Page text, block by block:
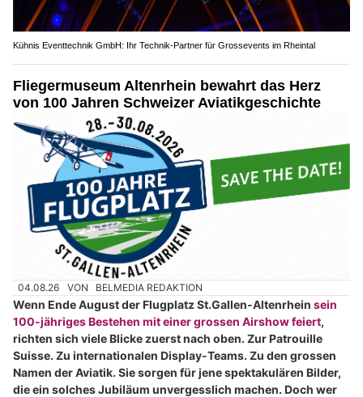
Kühnis Eventtechnik GmbH: Ihr Technik-Partner für Grossevents im Rheintal
Fliegermuseum Altenrhein bewahrt das Herz
von 100 Jahren Schweizer Aviatikgeschichte
04.08.26 VON BELMEDIA REDAKTION
Wenn Ende August der Flugplatz St.Gallen-Altenrhein sein
100-jähriges Bestehen mit einer grossen Airshow feiert,
richten sich viele Blicke zuerst nach oben. Zur Patrouille
Suisse. Zu internationalen Display-Teams. Zu den grossen
Namen der Aviatik. Sie sorgen für jene spektakulären Bilder,
die ein solches Jubiläum unvergesslich machen. Doch wer